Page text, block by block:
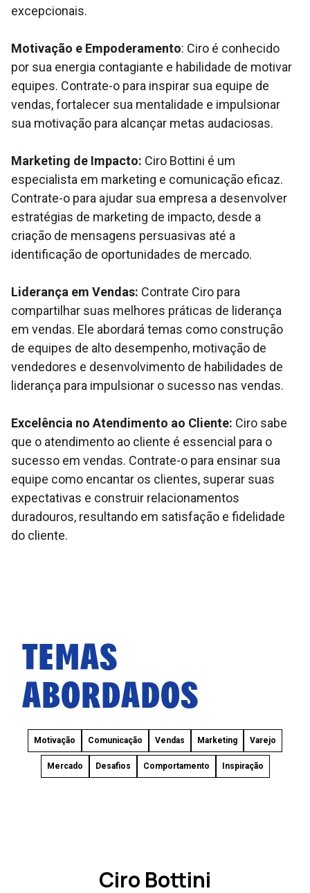
excepcionais.
Motivação e Empoderamento: Ciro é conhecido
por sua energia contagiante e habilidade de motivar
equipes. Contrate-o para inspirar sua equipe de
vendas, fortalecer sua mentalidade e impulsionar
sua motivação para alcançar metas audaciosas.
Marketing de Impacto: Ciro Bottini é um
especialista em marketing e comunicação eficaz.
Contrate-o para ajudar sua empresa a desenvolver
estratégias de marketing de impacto, desde a
criação de mensagens persuasivas até a
identificação de oportunidades de mercado.
Liderança em Vendas: Contrate Ciro para
compartilhar suas melhores práticas de liderança
em vendas. Ele abordará temas como construção
de equipes de alto desempenho, motivação de
vendedores e desenvolvimento de habilidades de
liderança para impulsionar o sucesso nas vendas.
Excelência no Atendimento ao Cliente: Ciro sabe
que o atendimento ao cliente é essencial para o
sucesso em vendas. Contrate-o para ensinar sua
equipe como encantar os clientes, superar suas
expectativas e construir relacionamentos
duradouros, resultando em satisfação e fidelidade
do cliente.
TEMAS
ABORDADOS
Motivação Comunicação Vendas Marketing Varejo
Mercado Desafios Comportamento Inspiração
Ciro Bottini